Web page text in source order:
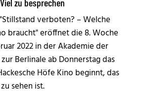
zu besprechen
verboten? – Welche
braucht" eröffnet die 8. Woche
2022 in der Akademie der
Berlinale ab Donnerstag das
Höfe Kino beginnt, das
sehen ist.